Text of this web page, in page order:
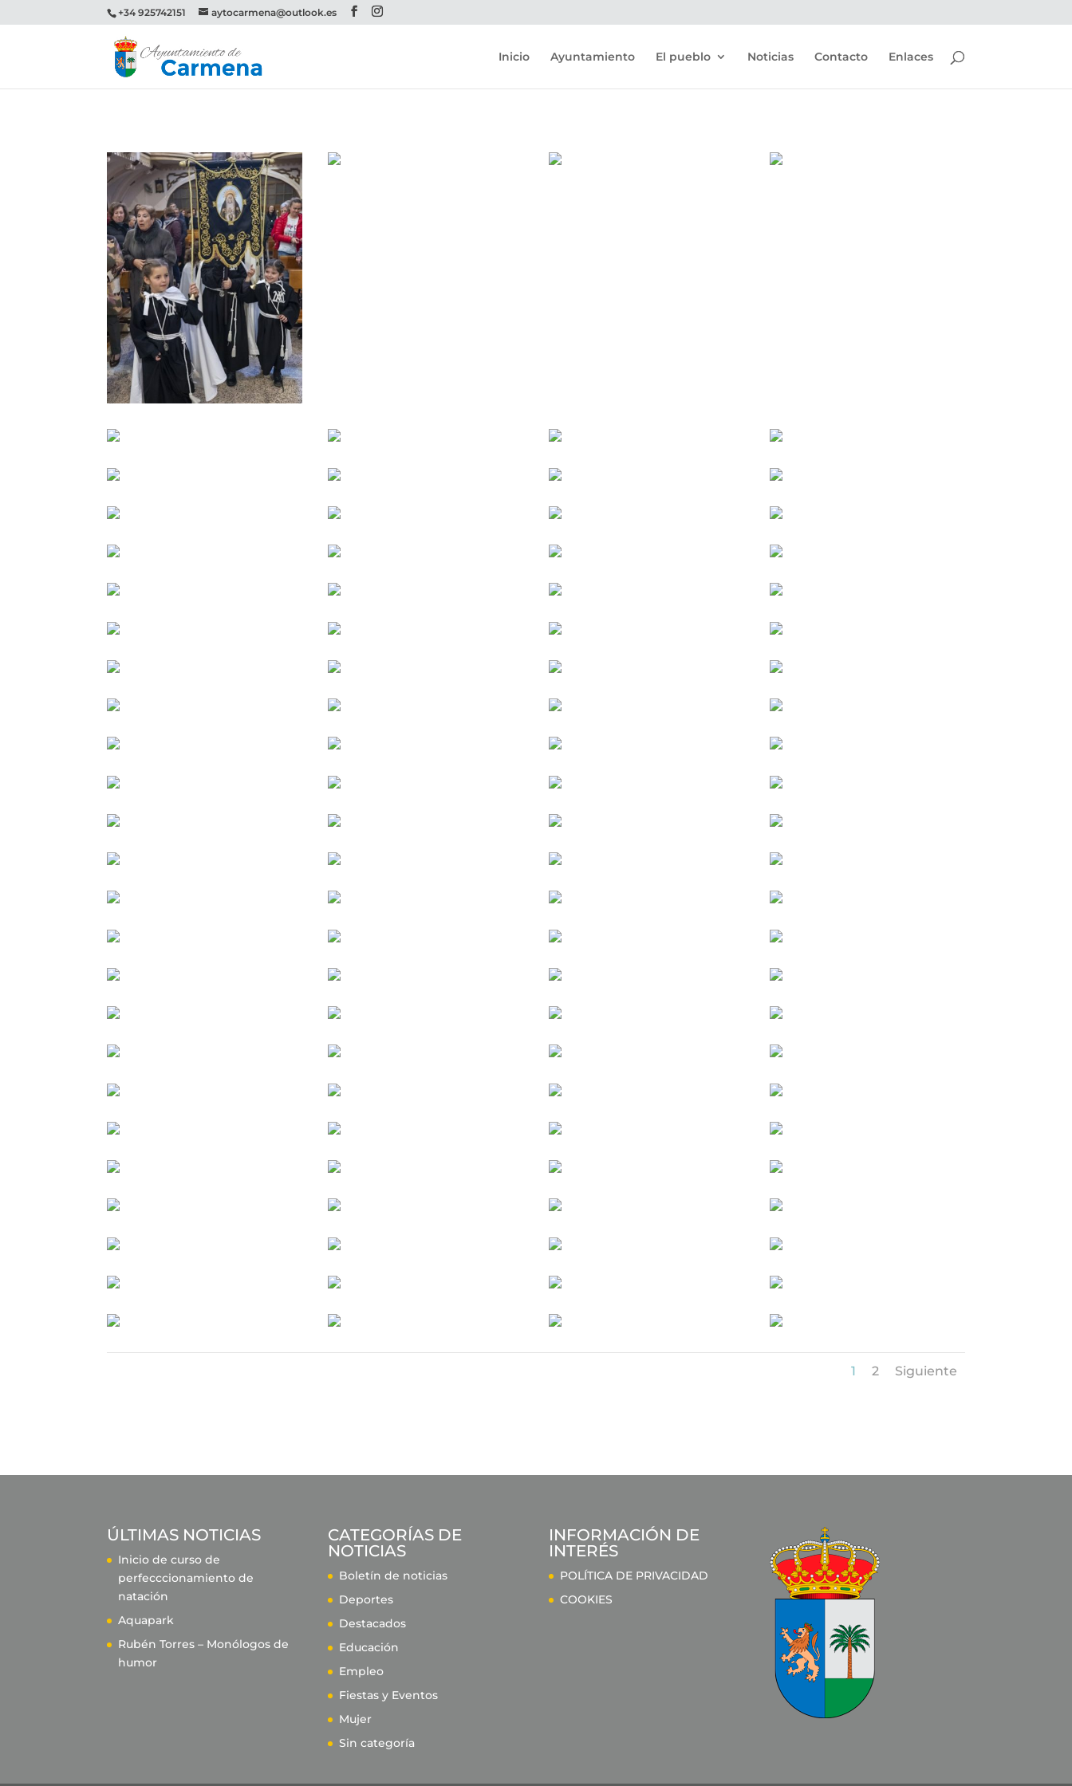
+34 925742151 aytocarmena@outlook.es
Inicio Ayuntamiento El pueblo Noticias Contacto Enlaces
1 2 Siguiente
ÚLTIMAS NOTICIAS
Inicio de curso de
perfecccionamiento de
natación
Aquapark
Rubén Torres – Monólogos de
humor
CATEGORÍAS DE
NOTICIAS
Boletín de noticias
Deportes
Destacados
Educación
Empleo
Fiestas y Eventos
Mujer
Sin categoría
INFORMACIÓN DE
INTERÉS
POLÍTICA DE PRIVACIDAD
COOKIES